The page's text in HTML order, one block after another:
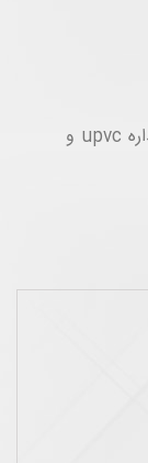
عایق کامل رطوبت درب و پنجره دو جداره upvc و